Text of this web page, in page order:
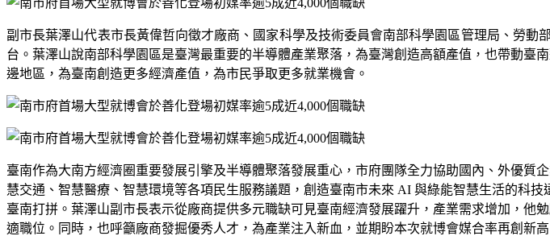
副市長葉澤山代表市長黃偉哲向徵才廠商、 國家科學及技術委員會南部科學園區管理局、勞動
台。 葉澤山說南部科學園區是臺灣最重要的半導體產業聚落，為臺灣創造高額產值，也帶動臺
邊地區，為臺南創造更多經濟產值，為市民爭取更多就業機會。
臺南作為大南方經濟圈重要發展引擎及半導體聚落發展重心，市府團隊全力協助國內、外優
慧交通、智慧醫療、智慧環境等各項民生服務議題，創造臺南市未來 AI 與綠能智慧生活的科技
臺南打拼。葉澤山副市長表示從廠商提供多元職缺可見臺南經濟發展躍升，產業需求增加，
適職位。同時，也呼籲廠商發掘優秀人才，為產業注入新血，並期盼本次就博會媒合率再創新高